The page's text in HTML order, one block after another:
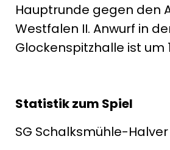
Hauptrunde gegen den
Westfalen II. Anwurf in
Glockenspitzhalle ist um
Statistik zum Spiel
SG Schalksmühle-